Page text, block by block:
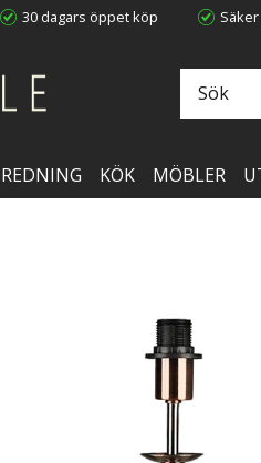
30 dagars öppet köp
KÖK MÖBLER